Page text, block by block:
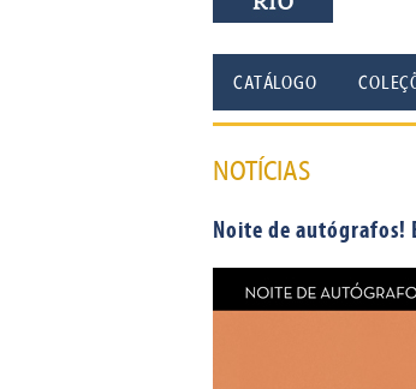
CATÁLOGO
NOTÍCIAS
Noite de autógrafos!